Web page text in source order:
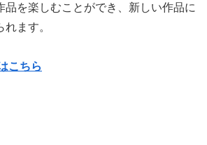
品を楽しむことができ、新しい作品に
ます。
こちら